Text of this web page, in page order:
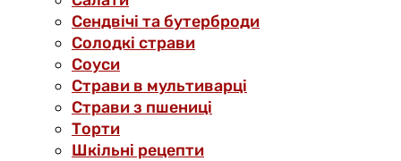
Сендвічі та бутерброди
Солодкі страви
Соуси
Страви в мультиварці
Страви з пшениці
Торти
Шкільні рецепти